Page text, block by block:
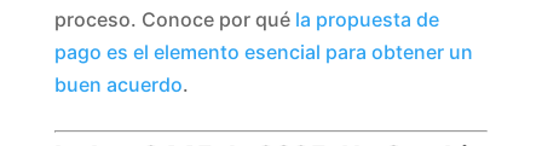
proceso. Conoce por qué la propuesta de
pago es el elemento esencial para obtener un
buen acuerdo.